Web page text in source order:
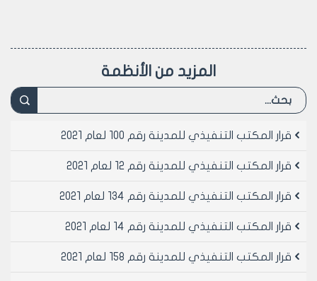
للترخيص الإداري وإعداد الرد عليها ورفعها عن طريق التسلسل
الشؤون القانونية .
التالية : ( إنذارات استكمال التراخيص – إنذارات المخالفين
بالتقيد بمضمون الترخيص الممنوح – اقتراح إلغاء التراخيص
- تتألف شعبة رقابة الرخص الإدارية والشكاوي من :
الشكاوي
التوصيف الوظيفي :
المزيد من الأنظمة
قرار المكتب التنفيذي للمدينة رقم 100 لعام 2021
قرار المكتب التنفيذي للمدينة رقم 12 لعام 2021
قرار المكتب التنفيذي للمدينة رقم 134 لعام 2021
قرار المكتب التنفيذي للمدينة رقم 14 لعام 2021
قرار المكتب التنفيذي للمدينة رقم 158 لعام 2021